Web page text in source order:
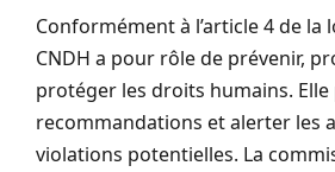
Conformément à l’article 4 de la
CNDH a pour rôle de prévenir,
protéger les droits humains.
recommandations et alerter les
violations potentielles. La